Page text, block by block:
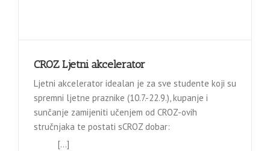
CROZ Ljetni akcelerator
Ljetni akcelerator idealan je za sve studente koji su
spremni ljetne praznike (10.7.-22.9.), kupanje i
sunčanje zamijeniti učenjem od CROZ-ovih
stručnjaka te postati sCROZ dobar:
[…]